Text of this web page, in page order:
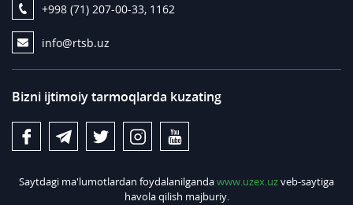
+998 (71) 207-00-33, 1162
info@rtsb.uz
Bizni ijtimoiy tarmoqlarda kuzating
Saytdagi ma'lumotlardan foydalanilgandawww.uzex.uzveb-saytiga
havola qilish majburiy.